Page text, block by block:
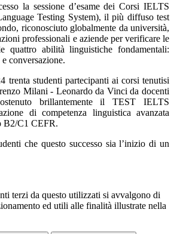
la sessione d’esame dei Corsi IELTS
Testing System), il più diffuso test
riconosciuto globalmente da università,
professionali e aziende per verificare le
quattro abilità linguistiche fondamentali:
conversazione.
trenta studenti partecipanti ai corsi tenutisi
Milani - Leonardo da Vinci da docenti
brillantemente il TEST IELTS
di competenza linguistica avanzata
B2/C1 CEFR.
che questo successo sia l’inizio di un
terzi da questo utilizzati si avvalgono di
ed utili alle finalità illustrate nella